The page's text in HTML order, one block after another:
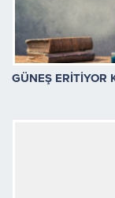
GÜNEŞ ERİTİYOR